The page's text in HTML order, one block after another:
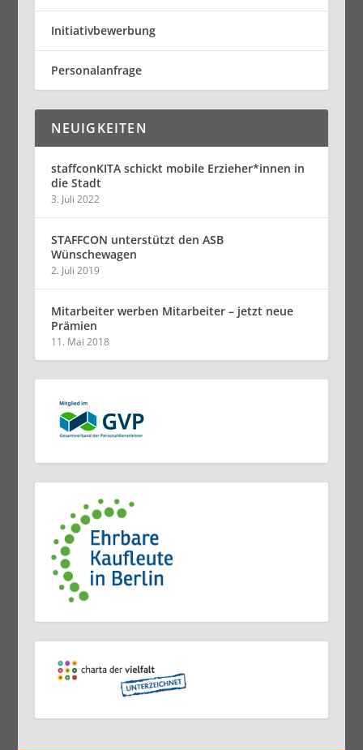
Initiativbewerbung
Personalanfrage
NEUIGKEITEN
staffconKITA schickt mobile Erzieher*innen in
die Stadt
3. Juli 2022
STAFFCON unterstützt den ASB
Wünschewagen
2. Juli 2019
Mitarbeiter werben Mitarbeiter – jetzt neue
Prämien
11. Mai 2018